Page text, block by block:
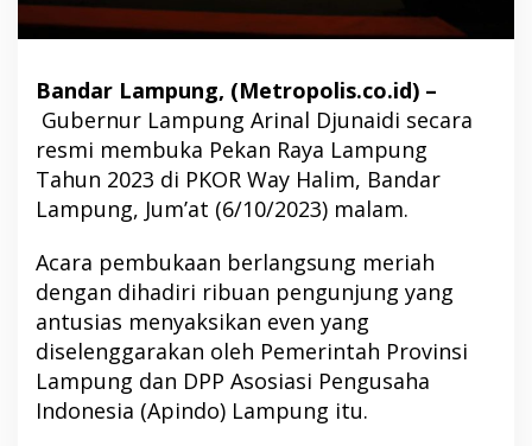
Bandar Lampung, (Metropolis.co.id) –
Gubernur Lampung Arinal Djunaidi secara
resmi membuka Pekan Raya Lampung
Tahun 2023 di PKOR Way Halim, Bandar
Lampung, Jum’at (6/10/2023) malam.
Acara pembukaan berlangsung meriah
dengan dihadiri ribuan pengunjung yang
antusias menyaksikan even yang
diselenggarakan oleh Pemerintah Provinsi
Lampung dan DPP Asosiasi Pengusaha
Indonesia (Apindo) Lampung itu.